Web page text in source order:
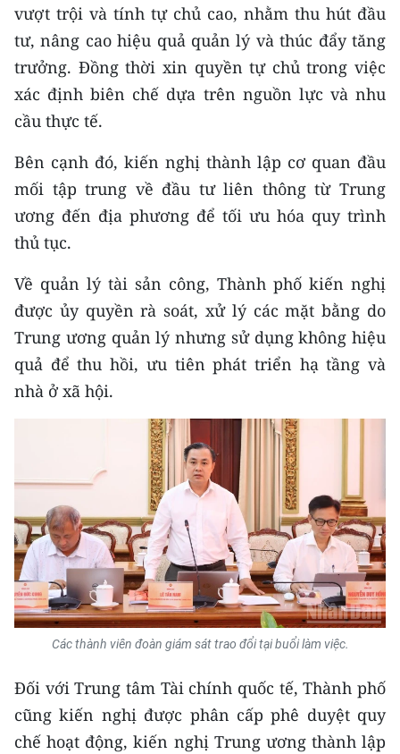
vượt trội và tính tự chủ cao, nhằm thu hút đầu
tư, nâng cao hiệu quả quản lý và thúc đẩy tăng
trưởng. Đồng thời xin quyền tự chủ trong việc
xác định biên chế dựa trên nguồn lực và nhu
cầu thực tế.
Bên cạnh đó, kiến nghị thành lập cơ quan đầu
mối tập trung về đầu tư liên thông từ Trung
ương đến địa phương để tối ưu hóa quy trình
thủ tục.
Về quản lý tài sản công, Thành phố kiến nghị
được ủy quyền rà soát, xử lý các mặt bằng do
Trung ương quản lý nhưng sử dụng không hiệu
quả để thu hồi, ưu tiên phát triển hạ tầng và
nhà ở xã hội.
Các thành viên đoàn giám sát trao đổi tại buổi làm việc.
Đối với Trung tâm Tài chính quốc tế, Thành phố
cũng kiến nghị được phân cấp phê duyệt quy
chế hoạt động, kiến nghị Trung ương thành lập